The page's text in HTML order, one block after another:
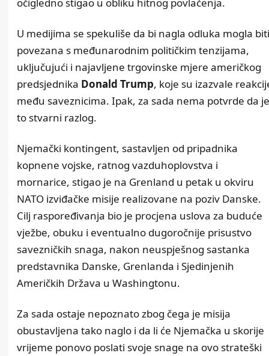
očigledno stigao u obliku hitnog povlačenja.
U medijima se spekuliše da bi nagla odluka mogla biti
povezana s međunarodnim političkim tenzijama,
uključujući i najavljene trgovinske mjere američkog
predsjednika Donald Trump, koje su izazvale
među saveznicima. Ipak, za sada nema potvrde da je
to stvarni razlog.
Njemački kontingent, sastavljen od pripadnika
kopnene vojske, ratnog vazduhoplovstva i
mornarice, stigao je na Grenland u petak u okviru
NATO izviđačke misije realizovane na poziv Danske.
Cilj raspoređivanja bio je procjena uslova za buduće
vježbe, obuku i eventualno dugoročnije prisustvo
savezničkih snaga, nakon neuspješnog sastanka
predstavnika Danske, Grenlanda i Sjedinjenih
Američkih Država u Washingtonu.
Za sada ostaje nepoznato zbog čega je misija
obustavljena tako naglo i da li će Njemačka u skorije
vrijeme ponovo poslati svoje snage na ovo strateški